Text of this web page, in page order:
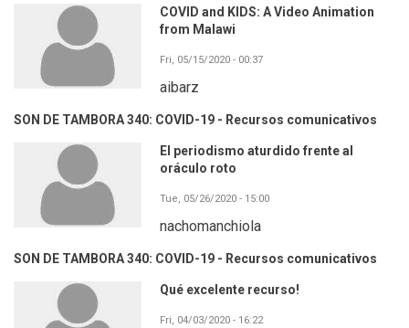
COVID and KIDS: A Video Animation
from Malawi
Fri, 05/15/2020 - 00:37
aibarz
SON DE TAMBORA 340: COVID-19 - Recursos comunicativos
El periodismo aturdido frente al
oráculo roto
Tue, 05/26/2020 - 15:00
nachomanchiola
SON DE TAMBORA 340: COVID-19 - Recursos comunicativos
Qué excelente recurso!
Fri, 04/03/2020 - 16:22